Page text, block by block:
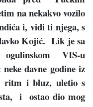
na nekakvo vozilo
i, vidi ti njega, s
Kojić. Lik je sa
VIS-u
davne godine iz
i bluz, uletio s
i ostao dio mog